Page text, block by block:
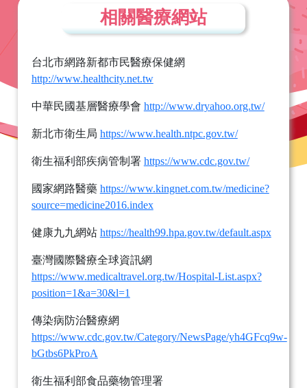
相關醫療網站
台北市網路新都市民醫療保健網
http://www.healthcity.net.tw
中華民國基層醫療學會 http://www.dryahoo.org.tw/
新北市衛生局 https://www.health.ntpc.gov.tw/
衛生福利部疾病管制署 https://www.cdc.gov.tw/
國家網路醫藥 https://www.kingnet.com.tw/medicine?
source=medicine2016.index
健康九九網站 https://health99.hpa.gov.tw/default.aspx
臺灣國際醫療全球資訊網
https://www.medicaltravel.org.tw/Hospital-List.aspx?
position=1&a=30&l=1
傳染病防治醫療網
https://www.cdc.gov.tw/Category/NewsPage/yh4GFcq9w-
bGtbs6PkProA
衛生福利部食品藥物管理署